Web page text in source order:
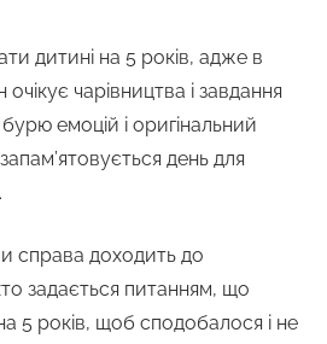
дитині на 5 років, адже в
чарівництва і завдання
емоцій і оригінальний
день для
справа доходить до
задається питанням, що
5 років, щоб сподобалося і не